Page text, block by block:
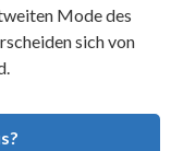
Mode des
sich von